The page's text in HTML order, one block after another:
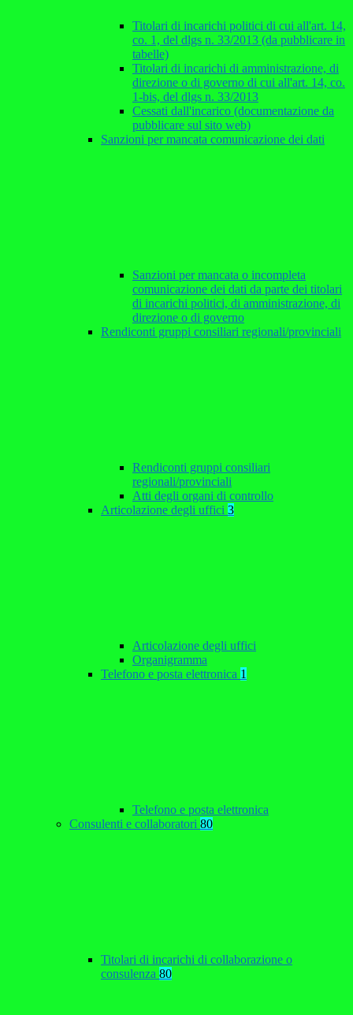
Titolari di incarichi politici di cui all'art. 14,
co. 1, del dlgs n. 33/2013 (da pubblicare in
tabelle)
Titolari di incarichi di amministrazione, di
direzione o di governo di cui all'art. 14, co.
1-bis, del dlgs n. 33/2013
Cessati dall'incarico (documentazione da
pubblicare sul sito web)
Sanzioni per mancata comunicazione dei dati
Sanzioni per mancata o incompleta
comunicazione dei dati da parte dei titolari
di incarichi politici, di amministrazione, di
direzione o di governo
Rendiconti gruppi consiliari regionali/provinciali
Rendiconti gruppi consiliari
regionali/provinciali
Atti degli organi di controllo
Articolazione degli uffici 3
Articolazione degli uffici
Organigramma
Telefono e posta elettronica 1
Telefono e posta elettronica
Consulenti e collaboratori 80
Titolari di incarichi di collaborazione o
consulenza 80